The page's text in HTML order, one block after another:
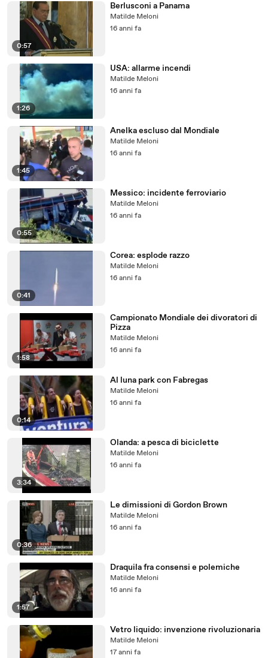
0:57
Berlusconi a Panama
Matilde Meloni
16 anni fa
1:26
USA: allarme incendi
Matilde Meloni
16 anni fa
1:45
Anelka escluso dal Mondiale
Matilde Meloni
16 anni fa
0:55
Messico: incidente ferroviario
Matilde Meloni
16 anni fa
0:41
Corea: esplode razzo
Matilde Meloni
16 anni fa
1:58
Campionato Mondiale dei divoratori di
Pizza
Matilde Meloni
16 anni fa
0:14
Al luna park con Fabregas
Matilde Meloni
16 anni fa
3:34
Olanda: a pesca di biciclette
Matilde Meloni
16 anni fa
0:36
Le dimissioni di Gordon Brown
Matilde Meloni
16 anni fa
1:57
Draquila fra consensi e polemiche
Matilde Meloni
16 anni fa
Vetro liquido: invenzione rivoluzionaria
Matilde Meloni
17 anni fa